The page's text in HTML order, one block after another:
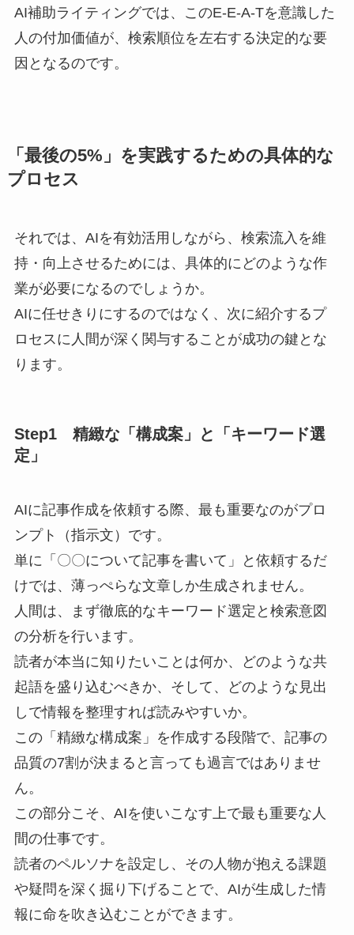
AI補助ライティングでは、このE-E-A-Tを意識した
人の付加価値が、検索順位を左右する決定的な要
因となるのです。
「最後の5%」を実践するための具体的な
プロセス
それでは、AIを有効活用しながら、検索流入を維
持・向上させるためには、具体的にどのような作
業が必要になるのでしょうか。
AIに任せきりにするのではなく、次に紹介するプ
ロセスに人間が深く関与することが成功の鍵とな
ります。
Step1 精緻な「構成案」と「キーワード選
定」
AIに記事作成を依頼する際、最も重要なのがプロ
ンプト（指示文）です。
単に「〇〇について記事を書いて」と依頼するだ
けでは、薄っぺらな文章しか生成されません。
人間は、まず徹底的なキーワード選定と検索意図
の分析を行います。
読者が本当に知りたいことは何か、どのような共
起語を盛り込むべきか、そして、どのような見出
しで情報を整理すれば読みやすいか。
この「精緻な構成案」を作成する段階で、記事の
品質の7割が決まると言っても過言ではありませ
ん。
この部分こそ、AIを使いこなす上で最も重要な人
間の仕事です。
読者のペルソナを設定し、その人物が抱える課題
や疑問を深く掘り下げることで、AIが生成した情
報に命を吹き込むことができます。